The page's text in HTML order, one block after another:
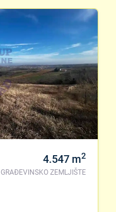
4.547 m2
GRAĐEVINSKO ZEMLJIŠTE